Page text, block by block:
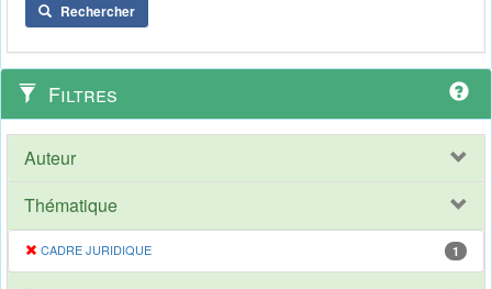
Rechercher
Filtres
Auteur
Thématique
CADRE JURIDIQUE 1